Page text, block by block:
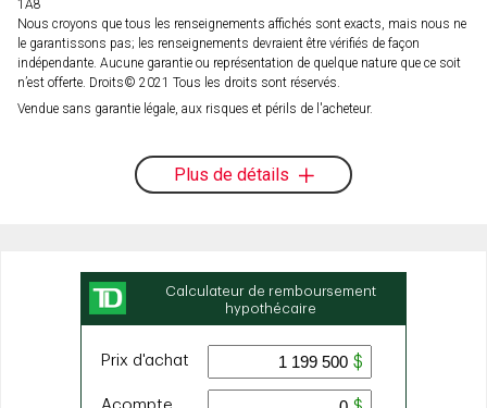
1A8
Nous croyons que tous les renseignements affichés sont exacts, mais nous ne
le garantissons pas; les renseignements devraient être vérifiés de façon
indépendante. Aucune garantie ou représentation de quelque nature que ce soit
n’est offerte. Droits© 2021 Tous les droits sont réservés.
Vendue sans garantie légale, aux risques et périls de l'acheteur.
Plus de détails